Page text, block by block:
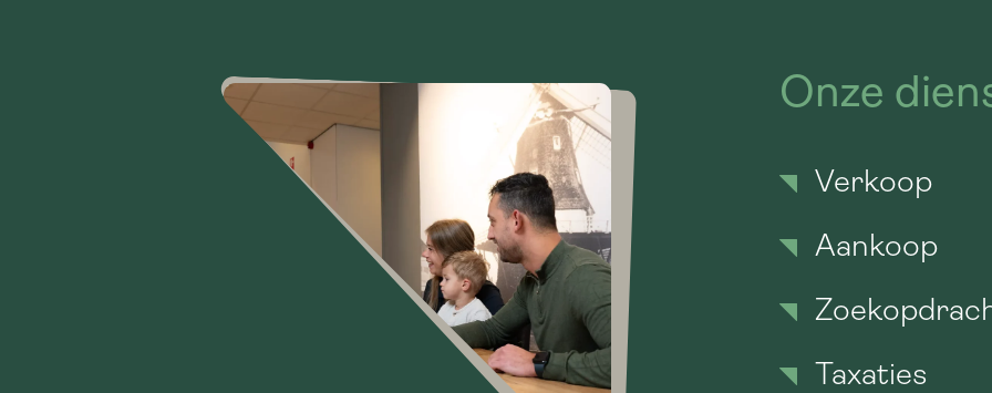
Onze
Verkoop
Aankoop
Taxaties